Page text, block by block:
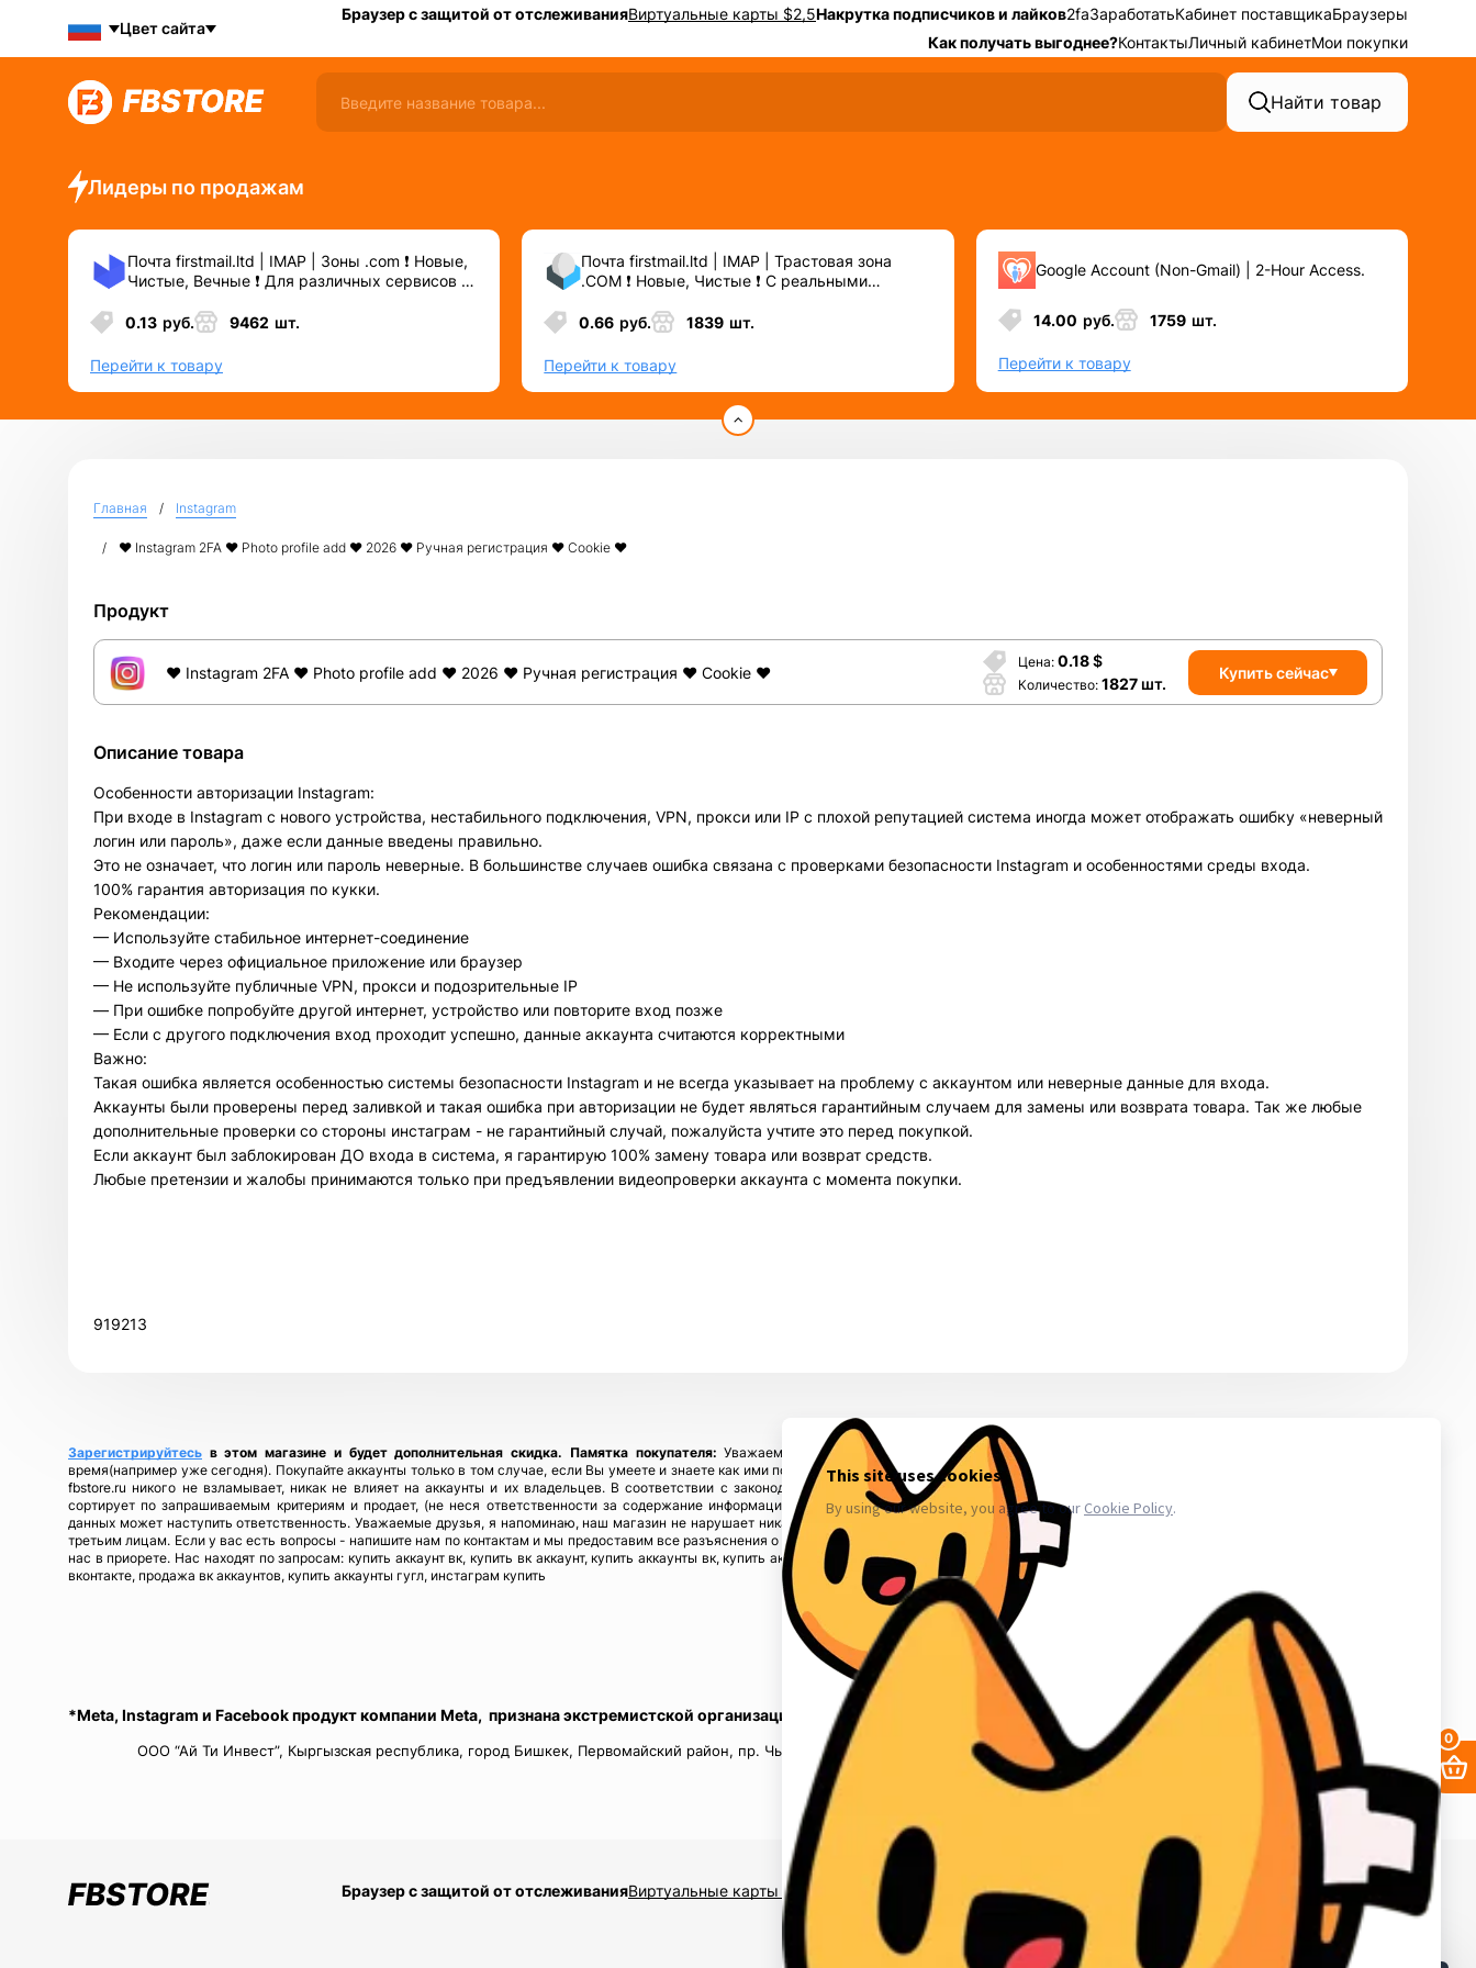
Цвет сайта
Браузер с защитой от отслеживанияВиртуальные карты $2,5Накрутка подписчиков и лайков2faЗаработатьКабинет поставщикаБраузеры
Как получать выгоднее?КонтактыЛичный кабинетМои покупки
Найти товар
Лидеры по продажам
Почта firstmail.ltd | IMAP | Зоны .com ❗️ Новые,
Чистые, Вечные ❗️ Для различных сервисов и
0.13 руб. 9462 шт.
Перейти к товару
Почта firstmail.ltd | IMAP | Трастовая зона
.COM ❗️ Новые, Чистые ❗️ С реальными
прочих сервисов\соц.сетей.
0.66 руб. 1839 шт.
Перейти к товару
Google Account (Non-Gmail) | 2-Hour Access.
14.00 руб. 1759 шт.
Перейти к товару
Главная Instagram
❤︎ Instagram 2FA ❤︎ Photo profile add ❤︎ 2026 ❤︎ Ручная регистрация ❤︎ Cookie ❤︎
Продукт
❤︎ Instagram 2FA ❤︎ Photo profile add ❤︎ 2026 ❤︎ Ручная регистрация ❤︎ Cookie ❤︎
Цена 0.18$
Количество 1827 шт.
Купить сейчас
Описание товара
Особенности авторизации Instagram:
При входе в Instagram с нового устройства, нестабильного подключения, VPN, прокси или IP с плохой репутацией система иногда может отображать ошибку «неверный
логин или пароль», даже если данные введены правильно.
Это не означает, что логин или пароль неверные. В большинстве случаев ошибка связана с проверками безопасности Instagram и особенностями среды входа.
100% гарантия авторизация по кукки.
Рекомендации:
— Используйте стабильное интернет-соединение
— Входите через официальное приложение или браузер
— Не используйте публичные VPN, прокси и подозрительные IP
— При ошибке попробуйте другой интернет, устройство или повторите вход позже
— Если с другого подключения вход проходит успешно, данные аккаунта считаются корректными
Важно:
Такая ошибка является особенностью системы безопасности Instagram и не всегда указывает на проблему с аккаунтом или неверные данные для входа.
Аккаунты были проверены перед заливкой и такая ошибка при авторизации не будет являться гарантийным случаем для замены или возврата товара. Так же любые
дополнительные проверки со стороны инстаграм - не гарантийный случай, пожалуйста учтите это перед покупкой.
Если аккаунт был заблокирован ДО входа в система, я гарантирую 100% замену товара или возврат средств.
Любые претензии и жалобы принимаются только при предъявлении видеопроверки аккаунта с момента покупки.
919213
Зарегистрируйтесь в этом магазине и будет дополнительная скидка. Памятка покупателя:Уважаемые покупатели, приобретайте то количество, которое сможете использовать в ближайшее
время(например уже сегодня). Покупайте аккаунты только в том случае, если Вы умеете и знаете как ими пользоваться! Если у Вас возникают проблемы с аккаунтами - обратитесь в поддержку. Магазин
fbstore.ru никого не взламывает, никак не влияет на аккаунты и их владельцев. В соответствии с законодательством! Магазин fbstore.ru в свою очередь, покупает услуги информационного доступа,
сортирует по запрашиваемым критериям и продает, (не неся ответственности за содержание информации), предупреждая, что в случае уничтожения, блокирования, модификации либо копировании
данных может наступить ответственность. Уважаемые друзья, я напоминаю, наш магазин не нарушает никаких законов и не каких прав третьих лиц. Весь товар который мы предлагаем не принадлежит
третьим лицам. Если у вас есть вопросы - напишите нам по контактам и мы предоставим все разъяснения о происхождении товаров. Мы уважаем закон и стабильность в работе нас и наших клиентов для
нас в приорете. Нас находят по запросам: купить аккаунт вк, купить вк аккаунт, купить аккаунты вк, купить аккаунты инстаграм, купить аккаунт в вк, биржа аккаунтов, аккаунты инстаграм, купить аккаунты
вконтакте, продажа вк аккаунтов, купить аккаунты гугл, инстаграм купить
*Meta, Instagram и Facebook продукт компании Meta, признана экстремистской организацией в России.
ООО “Ай Ти Инвест”, Кыргызская республика, город Бишкек, Первомайский район, пр. Чынгыз Айтматов, д.16, кв.68. ИНН в Кыргызской республике: 02405202310226.
Браузер с защитой от отслеживанияВиртуальные карты $2,5 Накрутка подписчиков и лайков Заработать Кабинет поставщикаБраузеры
Как получать выгоднее?Контакты
0
Всего позиций в корзине
Всего товара в корзине
Сумма к оплате (без скидок)